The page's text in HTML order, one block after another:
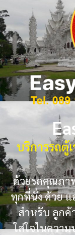
บริการรถตู้
ด้วยรถคุณภา
ทุกที่นั่ง ด้วย
สำหรับ ลูกค้
ใส่ใจในควา